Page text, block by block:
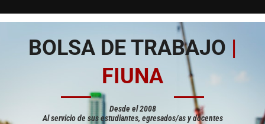
BOLSA DE TRABAJO |
FIUNA
Desde el 2008
Al servicio de sus estudiantes, egresados/as y docentes